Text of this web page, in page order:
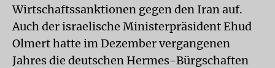
Wirtschaftssanktionen gegen den Iran auf.
Auch der israelische Ministerpräsident Ehud
Olmert hatte im Dezember vergangenen
Jahres die deutschen Hermes-Bürgschaften